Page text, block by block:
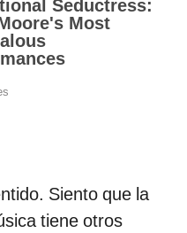
Siento que la
tiene otros